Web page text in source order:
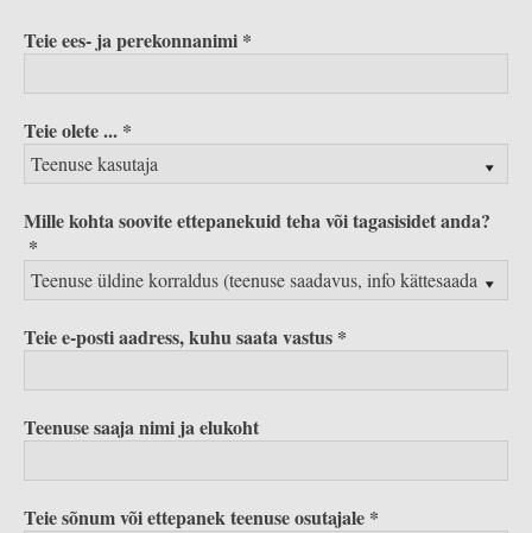
Teie ees- ja perekonnanimi
Teie olete ...
Mille kohta soovite ettepanekuid teha või tagasisidet anda?
Teie e-posti aadress, kuhu saata vastus
Teenuse saaja nimi ja elukoht
Teie sõnum või ettepanek teenuse osutajale